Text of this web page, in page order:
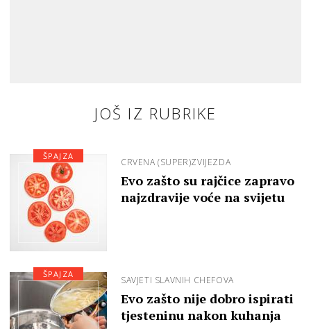
JOŠ IZ RUBRIKE
CRVENA (SUPER)ZVIJEZDA
Evo zašto su rajčice zapravo
najzdravije voće na svijetu
ŠPAJZA
SAVJETI SLAVNIH CHEFOVA
Evo zašto nije dobro ispirati
tjesteninu nakon kuhanja
ŠPAJZA